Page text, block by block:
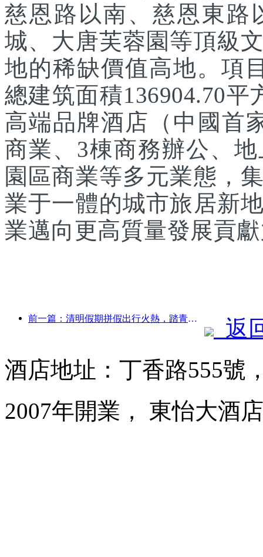
慈恩路以南、慈恩東路
城、大唐芙蓉園等頂級
地的稀缺價值高地。項
總建筑面積136904.70
高端品牌酒店（中國首
商業、3棟商務辦公、
園區商業等多元業態，
業于一體的城市旅居新
業邁向更高質量發展貢
前一篇：清明假期拼假出行火熱，踏青賞花帶動多城客流增長
返
酒店地址：丁香路555號
2007年開業， 東怡大